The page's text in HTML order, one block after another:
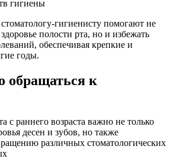
гигиенисту помогают не
полости рта, но и избежать
обеспечивая крепкие и
годы.
обращаться к
с раннего возраста важно не только
десен и зубов, но также
различных стоматологических